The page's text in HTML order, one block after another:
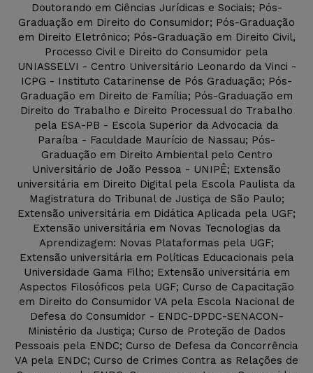
Doutorando em Ciências Jurídicas e Sociais; Pós-
Graduação em Direito do Consumidor; Pós-Graduação
em Direito Eletrônico; Pós-Graduação em Direito Civil,
Processo Civil e Direito do Consumidor pela
UNIASSELVI - Centro Universitário Leonardo da Vinci -
ICPG - Instituto Catarinense de Pós Graduação; Pós-
Graduação em Direito de Família; Pós-Graduação em
Direito do Trabalho e Direito Processual do Trabalho
pela ESA-PB - Escola Superior da Advocacia da
Paraíba - Faculdade Maurício de Nassau; Pós-
Graduação em Direito Ambiental pelo Centro
Universitário de João Pessoa - UNIPÊ; Extensão
universitária em Direito Digital pela Escola Paulista da
Magistratura do Tribunal de Justiça de São Paulo;
Extensão universitária em Didática Aplicada pela UGF;
Extensão universitária em Novas Tecnologias da
Aprendizagem: Novas Plataformas pela UGF;
Extensão universitária em Políticas Educacionais pela
Universidade Gama Filho; Extensão universitária em
Aspectos Filosóficos pela UGF; Curso de Capacitação
em Direito do Consumidor VA pela Escola Nacional de
Defesa do Consumidor - ENDC-DPDC-SENACON-
Ministério da Justiça; Curso de Proteção de Dados
Pessoais pela ENDC; Curso de Defesa da Concorrência
VA pela ENDC; Curso de Crimes Contra as Relações de